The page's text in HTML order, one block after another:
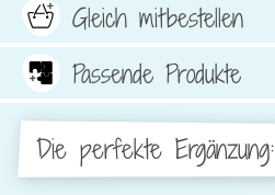
Gleich mitbestellen
Passende Produkte
Die perfekte Ergänzung: